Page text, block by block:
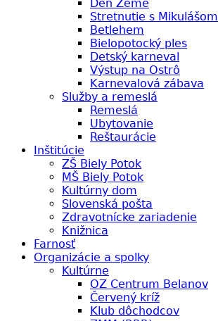
Deň Zeme
Stretnutie s Mikulášom
Betlehem
Bielopotocký ples
Detský karneval
Výstup na Ostrô
Karnevalová zábava
Služby a remeslá
Remeslá
Ubytovanie
Reštaurácie
Inštitúcie
ZŠ Biely Potok
MŠ Biely Potok
Kultúrny dom
Slovenská pošta
Zdravotnícke zariadenie
Knižnica
Farnosť
Organizácie a spolky
Kultúrne
OZ Centrum Belanov
Červený kríž
Klub dôchodcov